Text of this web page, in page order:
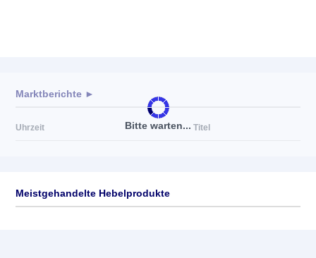
Bitte warten...
Marktberichte ►
Uhrzeit Titel
Meistgehandelte Hebelprodukte